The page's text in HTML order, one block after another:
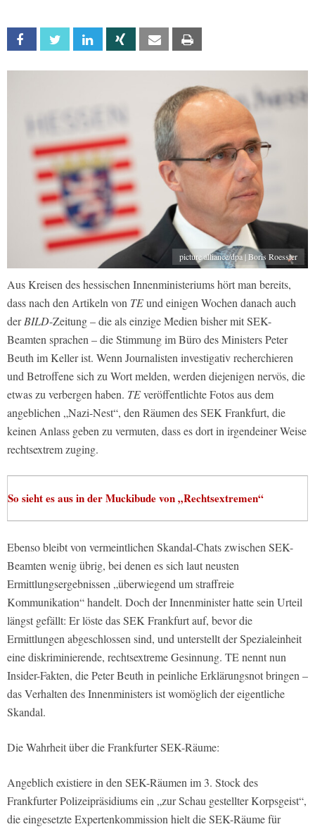
Facebook Twitter Linkedin Xing Email
picture alliance/dpa | Boris Roessler
Aus Kreisen des hessischen Innenministeriums hört man bereits,
dass nach den Artikeln von TEund einigen Wochen danach auch
derBILD-Zeitung – die als einzige Medien bisher mit SEK-
Beamten sprachen – die Stimmung im Büro des Ministers Peter
Beuth im Keller ist. Wenn Journalisten investigativ recherchieren
und Betroffene sich zu Wort melden, werden diejenigen nervös, die
etwas zu verbergen haben. TEveröffentlichte Fotos aus dem
angeblichen „Nazi-Nest“, den Räumen des SEK Frankfurt, die
keinen Anlass geben zu vermuten, dass es dort in irgendeiner Weise
rechtsextrem zuging.
So sieht es aus in der Muckibude von „Rechtsextremen“
Ebenso bleibt von vermeintlichen Skandal-Chats zwischen SEK-
Beamten wenig übrig, bei denen es sich laut neusten
Ermittlungsergebnissen „überwiegend um straffreie
Kommunikation“ handelt. Doch der Innenminister hatte sein Urteil
längst gefällt: Er löste das SEK Frankfurt auf, bevor die
Ermittlungen abgeschlossen sind, und unterstellt der Spezialeinheit
eine diskriminierende, rechtsextreme Gesinnung. TE nennt nun
Insider-Fakten, die Peter Beuth in peinliche Erklärungsnot bringen –
das Verhalten des Innenministers ist womöglich der eigentliche
Skandal.
Die Wahrheit über die Frankfurter SEK-Räume:
Angeblich existiere in den SEK-Räumen im 3. Stock des
Frankfurter Polizeipräsidiums ein „zur Schau gestellter Korpsgeist“,
die eingesetzte Expertenkommission hielt die SEK-Räume für